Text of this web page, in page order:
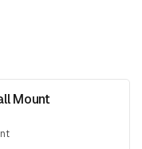
Mount